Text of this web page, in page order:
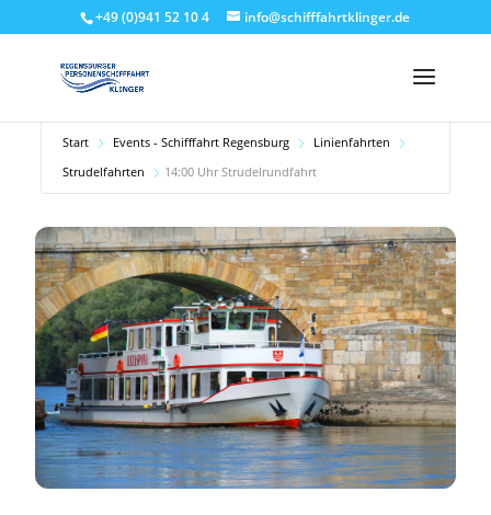
+49 (0)941 52 10 4 info@schifffahrtklinger.de
Start Events - Schifffahrt Regensburg
Linienfahrten
Strudelfahrten
14:00 Uhr Strudelrundfahrt